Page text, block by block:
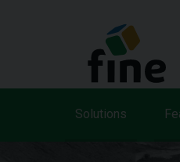
Solutions